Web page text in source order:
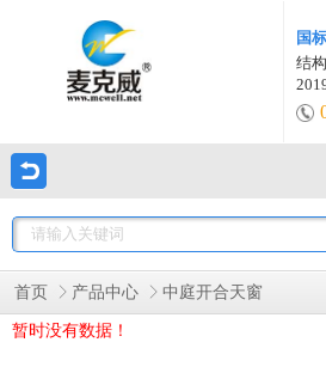
国
结
首页 产品中心 中庭开合天窗
暂时没有数据！